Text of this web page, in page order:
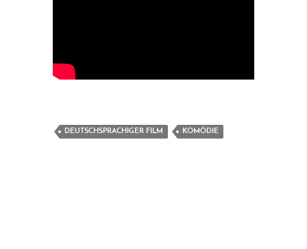
DEUTSCHSPRACHIGER FILM KOMÖDIE